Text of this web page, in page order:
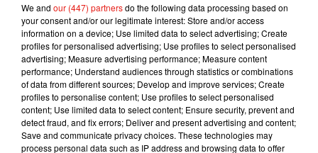
Une publication partagée par NICK JON�&S (@nickjonas)
Nick Jonas dans "Saturday Night Live"
Mais ce n'est pas tout ! Nick Jonas sera également le
prochain invité du Saturday Night Livece 27 février.
L'occasion pour le frère de Joe et Kevin d'interpréter son tout
dernier titre en direct sur le plateau.
We and our (447) partnersdo the following data processing based on
your consent and/or our legitimate interest: Store and/or access
information on a device; Use limited data to select advertising; Create
profiles for personalised advertising; Use profiles to select personalised
advertising; Measure advertising performance; Measure content
performance; Understand audiences through statistics or combinations
of data from different sources; Develop and improve services; Create
profiles to personalise content; Use profiles to select personalised
content; Use limited data to select content; Ensure security, prevent and
detect fraud, and fix errors; Deliver and present advertising and content;
Save and communicate privacy choices. These technologies may
process personal data such as IP address and browsing data to offer